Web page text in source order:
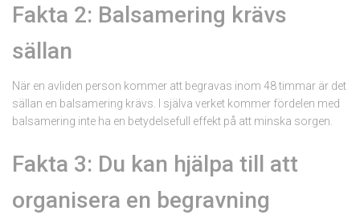
Fakta 2: Balsamering krävs
sällan
När en avliden person kommer att begravas inom 48 timmar är det
sällan en balsamering krävs. I själva verket kommer fördelen med
balsamering inte ha en betydelsefull effekt på att minska sorgen.
Fakta 3: Du kan hjälpa till att
organisera en begravning